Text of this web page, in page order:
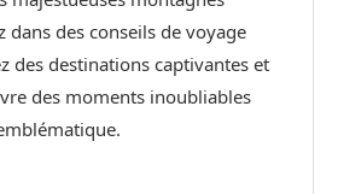
dans des conseils de voyage
des destinations captivantes et
des moments inoubliables